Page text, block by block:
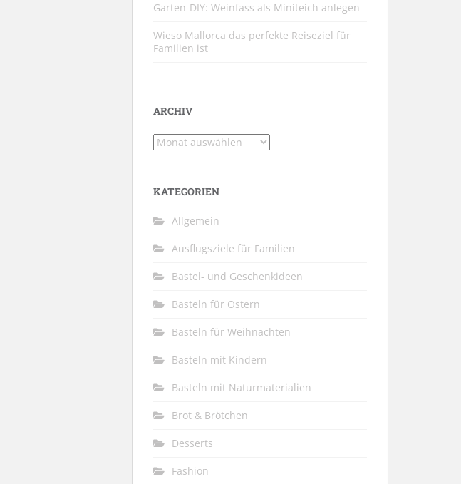
Garten-DIY: Weinfass als Miniteich anlegen
Wieso Mallorca das perfekte Reiseziel für
Familien ist
ARCHIV
Archiv
KATEGORIEN
Allgemein
Ausflugsziele für Familien
Bastel- und Geschenkideen
Basteln für Ostern
Basteln für Weihnachten
Basteln mit Kindern
Basteln mit Naturmaterialien
Brot & Brötchen
Desserts
Fashion